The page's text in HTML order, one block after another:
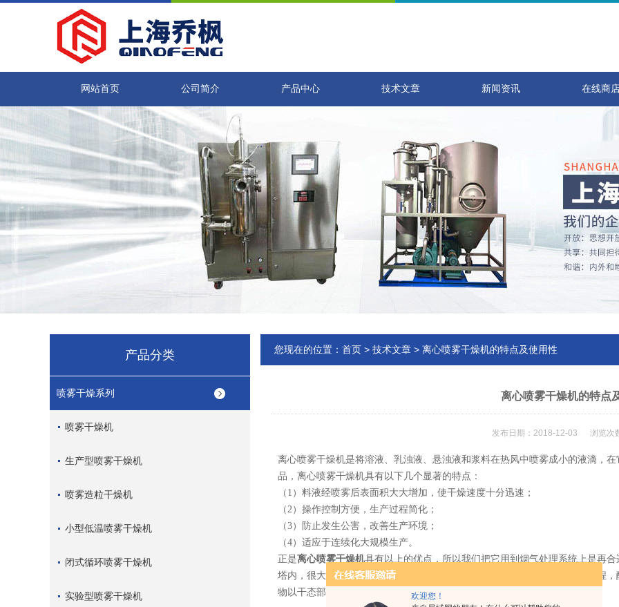
欢迎您！
网站首页 公司简介 产品中心 技术文章 新闻资讯 在线商
产品分类
喷雾干燥系列
喷雾干燥机
生产型喷雾干燥机
喷雾造粒干燥机
小型低温喷雾干燥机
闭式循环喷雾干燥机
实验型喷雾干燥机
您现在的位置： 首页 > 技术文章 > 离心喷雾干燥机的特点及使用性
离心喷雾干燥机的特点
发布日期：2018-12-03 浏览次
离心喷雾干燥机是将溶液、乳浊液、悬浊液和浆料在热风中喷雾成小的液滴，
品，离心喷雾干燥机具有以下几个显著的特点：
（1）料液经喷雾后表面积大大增加，使干燥速度十分迅速；
（2）操作控制方便，生产过程简化；
（3）防止发生公害，改善生产环境；
（4）适应于连续化大规模生产。
正是离心喷雾干燥机具有以上的优点，所以我们把它用到烟气处理系统上是再
塔内，很大的雾化表面积的吸收剂与烟气充分混合，发生化学反应和传热过程
物以干态部分回收，部分送入除尘器，以达到除尘和脱硫的目的。